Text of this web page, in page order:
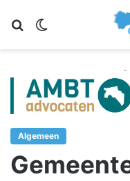
Zoeken
-
Algemeen